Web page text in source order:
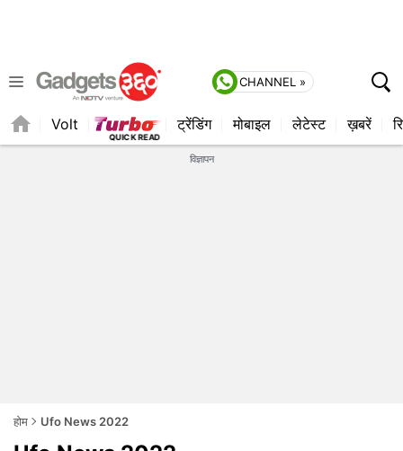
CHANNEL »
Volt
QUICK READ
ट्रेंडिंग मोबाइल लेटेस्ट ख़बरें
विज्ञापन
होम Ufo News 2022